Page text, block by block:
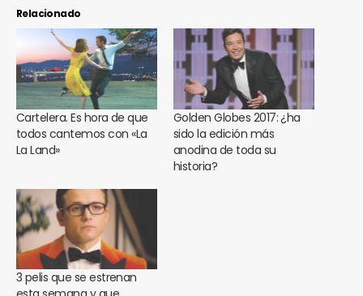
Relacionado
Cartelera. Es hora de que
todos cantemos con «La
La Land»
Golden Globes 2017: ¿ha
sido la edición más
anodina de toda su
historia?
3 pelis que se estrenan